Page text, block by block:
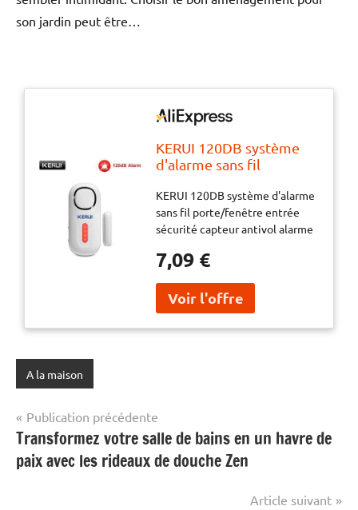
son jardin peut être…
KERUI 120DB système
d'alarme sans fil
sécurité capteur antivol
alarme PIR magnétique
système de Garage
KERUI 120DB système d'alarme
sans fil porte/fenêtre entrée
sécurité capteur antivol alarme
Garage maison intelligente
7,09 €
A la maison
Navigation
de
l’article
Publication précédente
Transformez votre salle de bains en un havre de
paix avec les rideaux de douche Zen
Article suivant